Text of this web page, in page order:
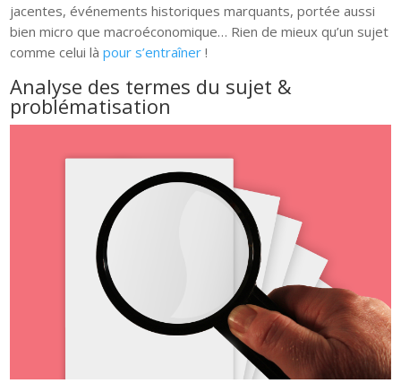
jacentes, événements historiques marquants, portée aussi
bien micro que macroéconomique… Rien de mieux qu’un sujet
comme celui làpour s’entraîner !
Analyse des termes du sujet &
problématisation